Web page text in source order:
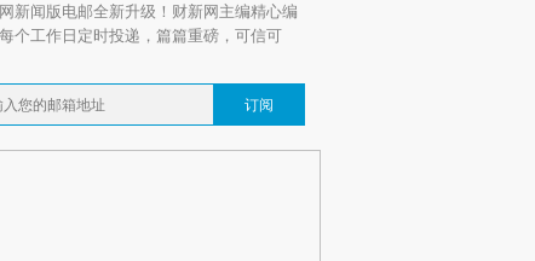
新闻版电邮全新升级！财新网主编精心编
个工作日定时投递，篇篇重磅，可信可
订阅